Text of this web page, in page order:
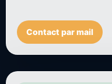
Contact par mail